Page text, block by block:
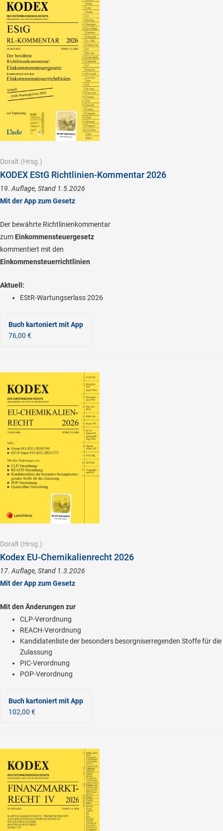
Doralt (Hrsg.)
KODEX EStG Richtlinien-Kommentar 2026
19. Auflage, Stand 1.5.2026
Mit der App zum Gesetz
Der bewährte Richtlinienkommentar
zum Einkommensteuergesetz
kommentiert mit den
Einkommensteuerrichtlinien
Aktuell:
EStR-Wartungserlass 2026
Buch kartoniertmit App
76,00 €
Doralt (Hrsg.)
Kodex EU-Chemikalienrecht 2026
17. Auflage, Stand 1.3.2026
Mit der App zum Gesetz
Mit den Änderungen zur
CLP-Verordnung
REACH-Verordnung
Kandidatenliste der besonders besorgniserregenden Stoffe für die
Zulassung
PIC-Verordnung
POP-Verordnung
Buch kartoniertmit App
102,00 €